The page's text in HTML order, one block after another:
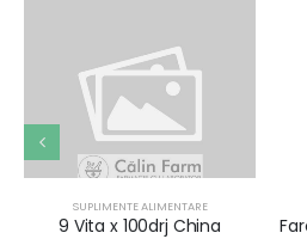
SUPLIMENTE ALIMENTARE
9 Vita x 100drj China